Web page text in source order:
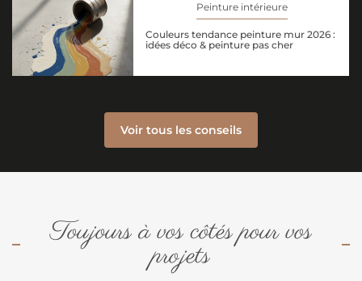
Peinture intérieure
Couleurs tendance peinture mur 2026 :
idées déco & peinture pas cher
Voir tous les conseils
Toujours à vos côtés pour vos
projets